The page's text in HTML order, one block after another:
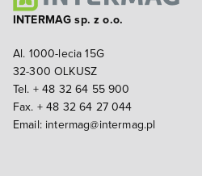
INTERMAG sp. z o.o.
Al. 1000-lecia 15G
32-300 OLKUSZ
Tel. + 48 32 64 55 900
Fax. + 48 32 64 27 044
Email: intermag@intermag.pl